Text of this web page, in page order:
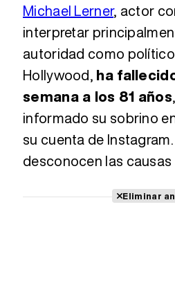
Michael Lerner, actor
interpretar
autoridad como
Hollywood, ha
semana a los 81 años
informado su sobrino
su cuenta de
desconocen las causas
Eliminar